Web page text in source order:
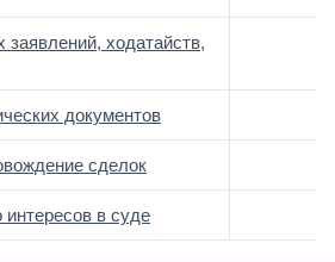
заявлений, ходатайств,
документов
сделок
интересов в суде